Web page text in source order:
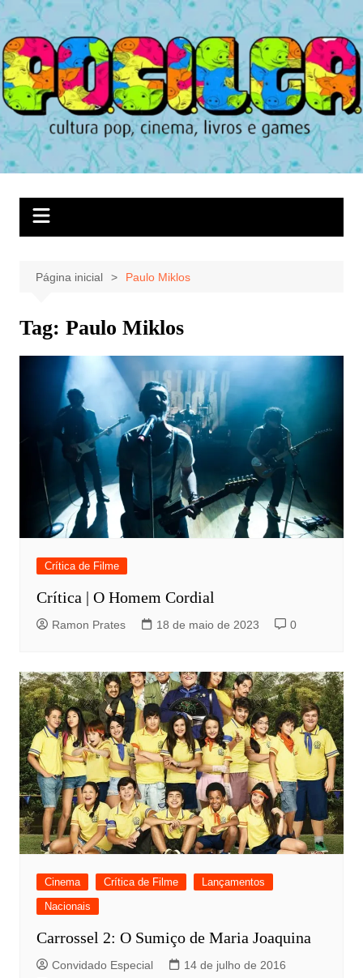
Ir
para
o
conteúdo
Página inicial Paulo Miklos
Tag: Paulo Miklos
Crítica de Filme
Crítica | O Homem Cordial
Ramon Prates 18 de maio de 2023 0
Cinema Crítica de Filme
Lançamentos
Nacionais
Carrossel 2: O Sumiço de Maria Joaquina
Convidado Especial
14 de julho de 2016